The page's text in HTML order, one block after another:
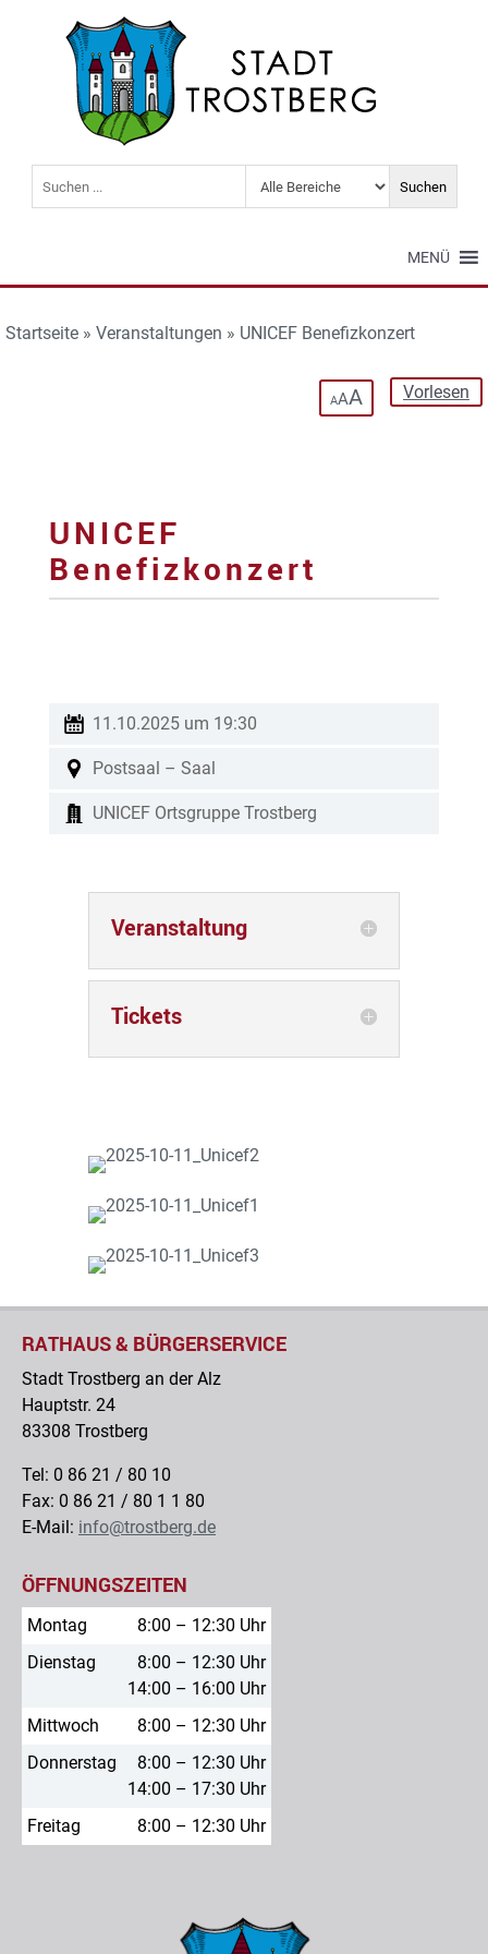
MENÜ
Startseite » Veranstaltungen » UNICEF Benefizkonzert
Vorlesen
AAA
UNICEF
Benefizkonzert
11.10.2025 um 19:30
Postsaal – Saal
UNICEF Ortsgruppe Trostberg
Veranstaltung
Tickets
RATHAUS & BÜRGERSERVICE
Stadt Trostberg an der Alz
Hauptstr. 24
83308 Trostberg
Tel: 0 86 21 / 80 10
Fax: 0 86 21 / 80 1 1 80
E-Mail: info@trostberg.de
ÖFFNUNGSZEITEN
Montag
8:00 – 12:30 Uhr
Dienstag
8:00 – 12:30 Uhr
14:00 – 16:00 Uhr
Mittwoch
8:00 – 12:30 Uhr
Donnerstag
8:00 – 12:30 Uhr
14:00 – 17:30 Uhr
Freitag
8:00 – 12:30 Uhr